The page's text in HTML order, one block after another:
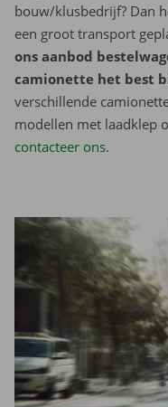
bouw/klusbedrijf? Dan
een groot transport
ons aanbod
camionette het best
verschillende
modellen met laadklep
contacteer ons.